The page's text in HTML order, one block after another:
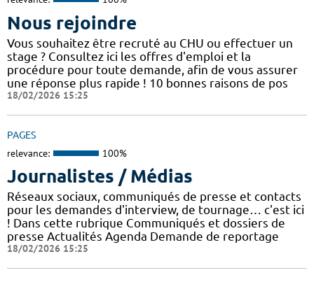
Nous rejoindre
Vous souhaitez être recruté au CHU ou effectuer un
stage ? Consultez ici les offres d'emploi et la
procédure pour toute demande, afin de vous assurer
une réponse plus rapide ! 10 bonnes raisons de pos
18/02/2026 15:25
PAGES
relevance: 100%
Journalistes / Médias
Réseaux sociaux, communiqués de presse et contacts
pour les demandes d'interview, de tournage… c'est ici
! Dans cette rubrique Communiqués et dossiers de
presse Actualités Agenda Demande de reportage
18/02/2026 15:25